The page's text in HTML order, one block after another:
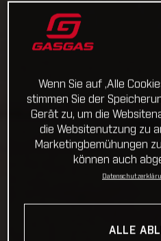
Wenn Sie auf „Alle
stimmen Sie der
Gerät zu, um die
die Websitenutzung zu
Marketingbemühungen
können auch
ALLE